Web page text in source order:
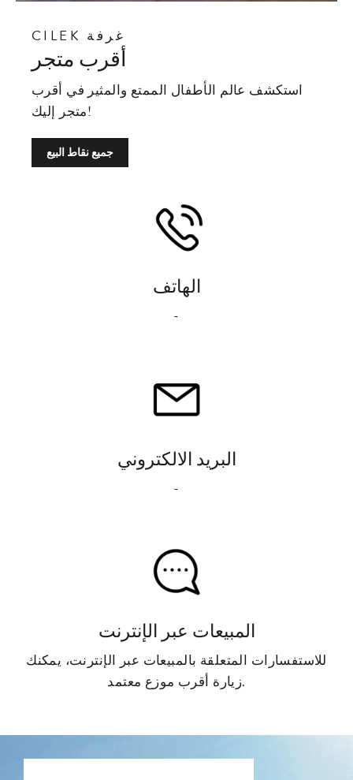
CILEK غرفة
أقرب متجر
استكشف عالم الأطفال الممتع والمثير في أقرب
متجر إليك!
جميع نقاط البيع
الهاتف
-
البريد الالكتروني
-
المبيعات عبر الإنترنت
للاستفسارات المتعلقة بالمبيعات عبر الإنترنت، يمكنك
زيارة أقرب موزع معتمد.